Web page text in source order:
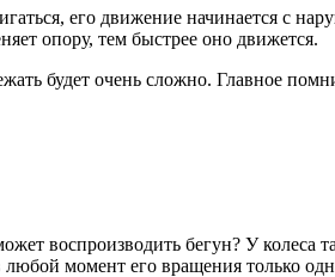
его движение начинается с
опору, тем быстрее оно движется.
будет очень сложно. Главное
воспроизводить бегун? У колеса
момент его вращения только